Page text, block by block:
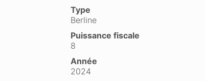
Type
Berline
Puissance fiscale
8
Année
2024